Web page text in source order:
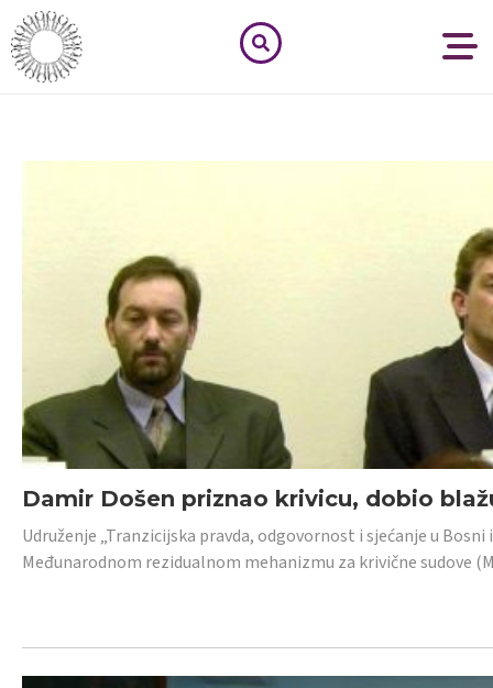
Damir Došen priznao krivicu, dobio
Udruženje „Tranzicijska pravda, odgovornost i sjećanje u
Međunarodnom rezidualnom mehanizmu za krivične sudove